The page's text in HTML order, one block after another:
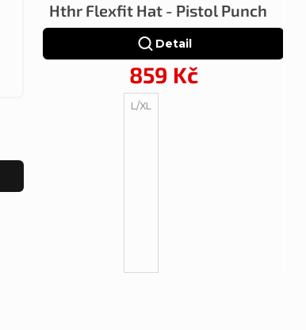
Hthr Flexfit Hat - Pistol Punch
859 Kč
Detail
L/XL